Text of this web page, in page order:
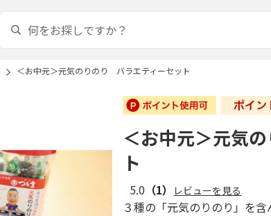
＜お中元＞元気のりのり バラエティーセット
＜お中元＞元気
ト
5.0 （1） レビューを見る
３種の「元気のりのり」を